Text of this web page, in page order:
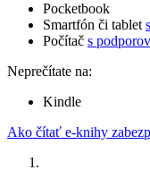
Pocketbook
Smartfón či tablet
Počítač s
Neprečítate na:
Kindle
Ako čítať e-knihy